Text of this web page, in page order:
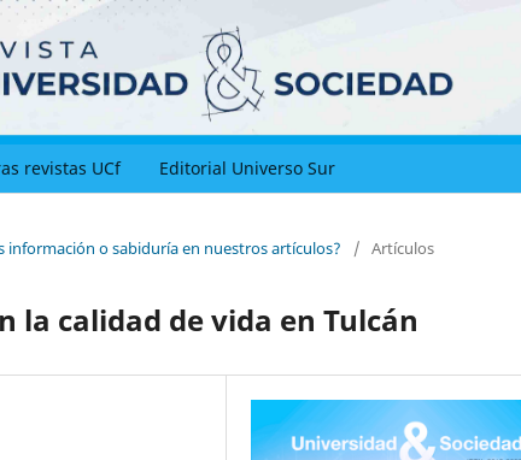
revistas UCf Editorial Universo Sur
información o sabiduría en nuestros artículos? / Artículos
calidad de vida en Tulcán